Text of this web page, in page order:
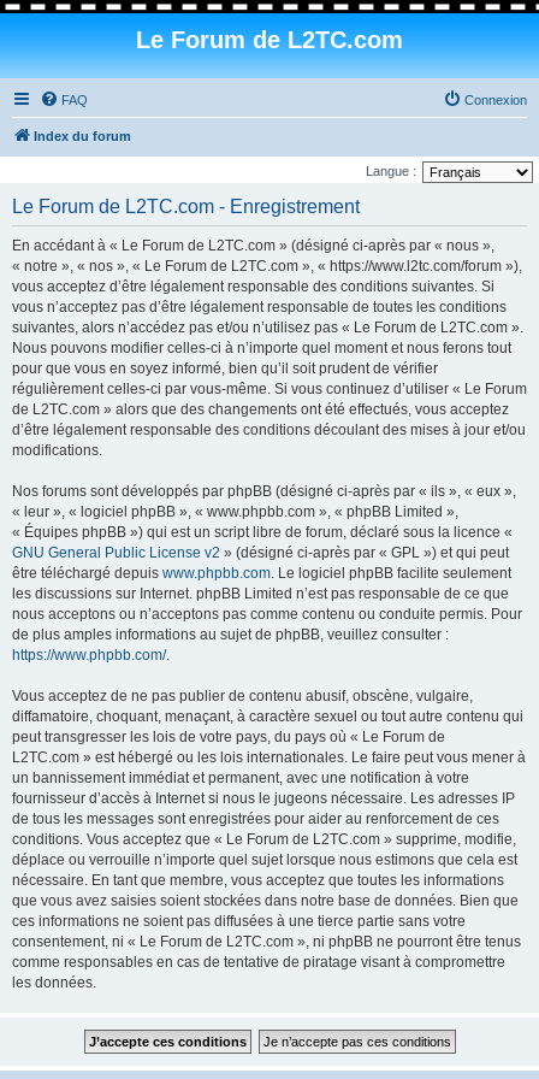
Le Forum de L2TC.com
FAQ Connexion
Index du forum
Langue :
Le Forum de L2TC.com - Enregistrement
En accédant à « Le Forum de L2TC.com » (désigné ci-après par « nous »,
« notre », « nos », « Le Forum de L2TC.com », « https://www.l2tc.com/forum »),
vous acceptez d’être légalement responsable des conditions suivantes. Si
vous n’acceptez pas d’être légalement responsable de toutes les conditions
suivantes, alors n’accédez pas et/ou n’utilisez pas « Le Forum de L2TC.com ».
Nous pouvons modifier celles-ci à n’importe quel moment et nous ferons tout
pour que vous en soyez informé, bien qu’il soit prudent de vérifier
régulièrement celles-ci par vous-même. Si vous continuez d’utiliser « Le Forum
de L2TC.com » alors que des changements ont été effectués, vous acceptez
d’être légalement responsable des conditions découlant des mises à jour et/ou
modifications.
Nos forums sont développés par phpBB (désigné ci-après par « ils », « eux »,
« leur », « logiciel phpBB », « www.phpbb.com », « phpBB Limited »,
« Équipes phpBB ») qui est un script libre de forum, déclaré sous la licence «
GNU General Public License v2 » (désigné ci-après par « GPL ») et qui peut
être téléchargé depuis www.phpbb.com. Le logiciel phpBB facilite seulement
les discussions sur Internet. phpBB Limited n’est pas responsable de ce que
nous acceptons ou n’acceptons pas comme contenu ou conduite permis. Pour
de plus amples informations au sujet de phpBB, veuillez consulter :
https://www.phpbb.com/.
Vous acceptez de ne pas publier de contenu abusif, obscène, vulgaire,
diffamatoire, choquant, menaçant, à caractère sexuel ou tout autre contenu qui
peut transgresser les lois de votre pays, du pays où « Le Forum de
L2TC.com » est hébergé ou les lois internationales. Le faire peut vous mener à
un bannissement immédiat et permanent, avec une notification à votre
fournisseur d’accès à Internet si nous le jugeons nécessaire. Les adresses IP
de tous les messages sont enregistrées pour aider au renforcement de ces
conditions. Vous acceptez que « Le Forum de L2TC.com » supprime, modifie,
déplace ou verrouille n’importe quel sujet lorsque nous estimons que cela est
nécessaire. En tant que membre, vous acceptez que toutes les informations
que vous avez saisies soient stockées dans notre base de données. Bien que
ces informations ne soient pas diffusées à une tierce partie sans votre
consentement, ni « Le Forum de L2TC.com », ni phpBB ne pourront être tenus
comme responsables en cas de tentative de piratage visant à compromettre
les données.